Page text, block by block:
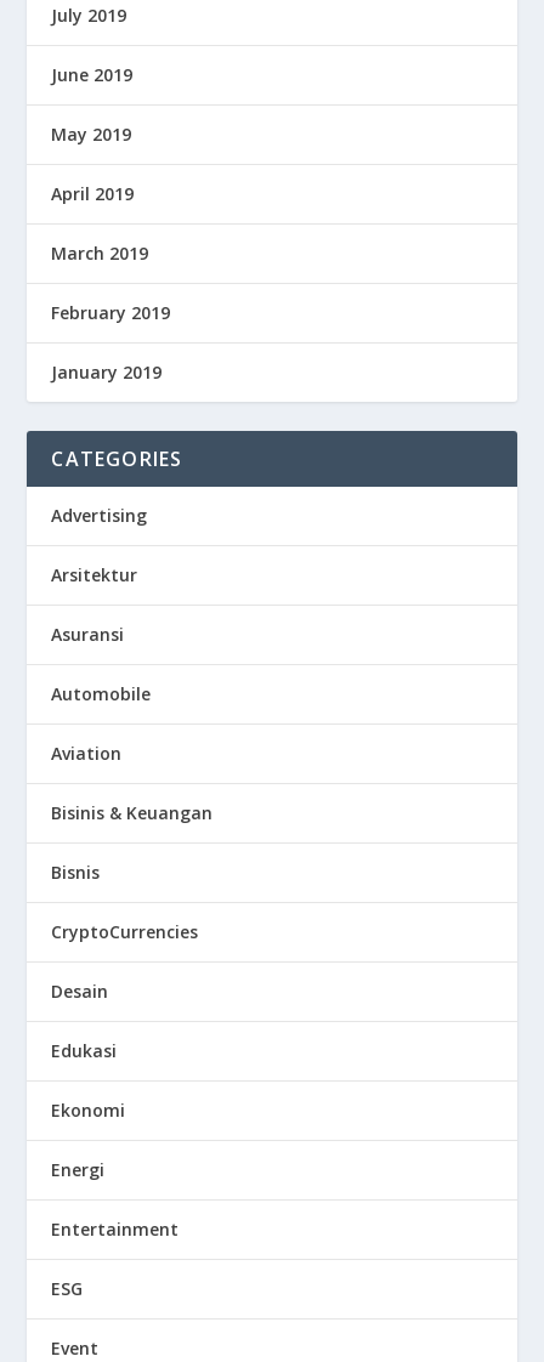
July 2019
June 2019
May 2019
April 2019
March 2019
February 2019
January 2019
CATEGORIES
Advertising
Arsitektur
Asuransi
Automobile
Aviation
Bisinis & Keuangan
Bisnis
CryptoCurrencies
Desain
Edukasi
Ekonomi
Energi
Entertainment
ESG
Event